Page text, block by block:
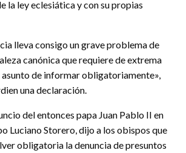
la ley eclesiática y con su propias
lleva consigo un grave problema de
canónica que requiere de extrema
asunto de informar obligatoriamente»,
una declaración.
del entonces papa Juan Pablo II en
Luciano Storero, dijo a los obispos que
obligatoria la denuncia de presuntos